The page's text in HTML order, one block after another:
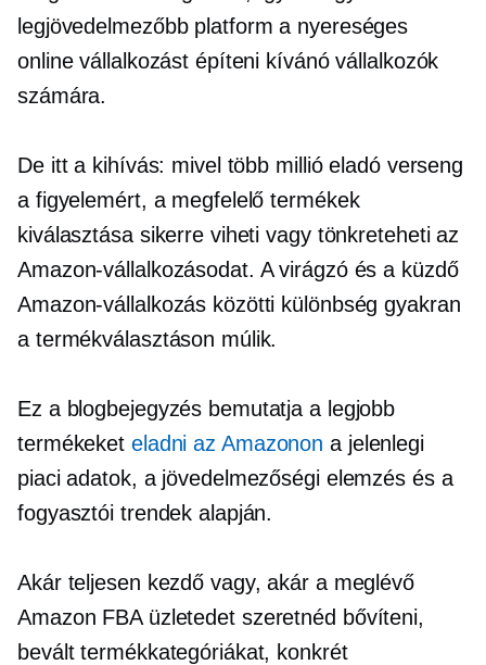
legjövedelmezőbb platform a nyereséges
online vállalkozást építeni kívánó vállalkozók
számára.
De itt a kihívás: mivel több millió eladó verseng
a figyelemért, a megfelelő termékek
kiválasztása sikerre viheti vagy tönkreteheti az
Amazon-vállalkozásodat. A virágzó és a küzdő
Amazon-vállalkozás közötti különbség gyakran
a termékválasztáson múlik.
Ez a blogbejegyzés bemutatja a legjobb
termékeket eladni az Amazonon a jelenlegi
piaci adatok, a jövedelmezőségi elemzés és a
fogyasztói trendek alapján.
Akár teljesen kezdő vagy, akár a meglévő
Amazon FBA üzletedet szeretnéd bővíteni,
bevált termékkategóriákat, konkrét